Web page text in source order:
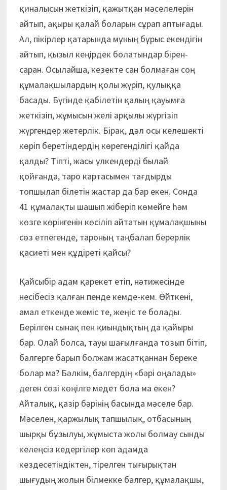
қиналысын жеткізіп, қажытқан мәселелерін
айтып, ақыры қалай боларын сұрап аптығады.
Ал, пікірлер қатарында мұның бұрыс екендігін
айтып, қызыл кеңірдек болатындар бірен-
саран. Осылайша, кезекте сан болмаған соң
құмалақшылардың қолы жүріп, қулыққа
басады. Бүгінде қабілетін қалың қауымға
жеткізіп, жұмысын желі арқылы жүргізіп
жүргендер жетерлік. Бірақ, дәл осы келешекті
көріп беретіндердің көрегенділігі қайда
қалды? Тіпті, жасы үлкендерді былай
қойғанда, таро картасымен тағдырды
топшылап білетін жастар да бар екен. Сонда
41 құмалақты шашып жіберіп көмейге һәм
көзге көрінгенін көсіліп айтатын құмалақшыны
сөз етпегенде, тароның таңбалап берерлік
қасиеті мен құдіреті қайсы?
Қайсыбір адам қарекет етіп, нәтижесінде
несібесіз қалған пенде кемде-кем. Өйткені,
амал еткенде жеміс те, жеңіс те болады.
Берілген сынақ пен қиындықтың да қайыры
бар. Олай болса, тауы шағылғанда тозып бітіп,
балгерге барып болжам жасатқаннан береке
болар ма? Бәлкім, балгердің «бәрі оңалады»
деген сөзі көңілге медет бола ма екен?
Айталық, қазір бәрінің басында мәселе бар.
Мәселен, қаржылық тапшылық, отбасының
шырқы бұзылуы, жұмыста жолы болмау сынды
келеңсіз кедергілер көп адамда
кездесетіндіктен, тірелген тығырықтан
шығудың жолын білмекке балгер, құмалақшы,